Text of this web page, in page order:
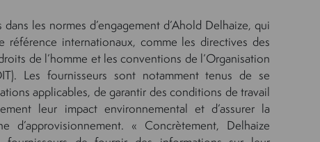
les normes d’engagement d’Ahold Delhaize, qui
référence internationaux, comme les directives des
de l’homme et les conventions de l’Organisation
Les fournisseurs sont notamment tenus de se
applicables, de garantir des conditions de travail
leur impact environnemental et d’assurer la
d’approvisionnement. « Concrètement, Delhaize